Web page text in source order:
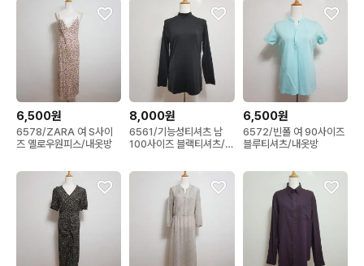
6,500원
6578/ZARA 여 S사이
즈 옐로우원피스/내옷방
8,000원
6561/기능성티셔츠 남
100사이즈 블랙티셔츠/내
6,500원
6572/빈폴 여 90사이즈
블루티셔츠/내옷방